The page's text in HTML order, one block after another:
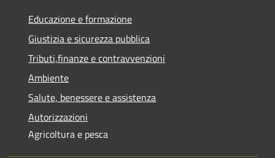
Educazione e formazione
Giustizia e sicurezza pubblica
Tributi,finanze e contravvenzioni
Ambiente
Salute, benessere e assistenza
Autorizzazioni
Agricoltura e pesca